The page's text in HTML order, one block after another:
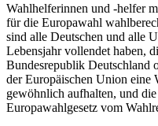
Wahlhelferinnen und -helfer
für die Europawahl
sind alle Deutschen und alle
Lebensjahr vollendet haben,
Bundesrepublik Deutschland
der Europäischen Union eine
gewöhnlich aufhalten, und
Europawahlgesetz vom